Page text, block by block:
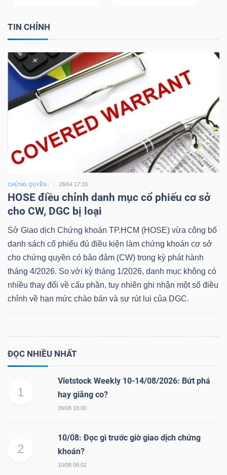
TIN CHÍNH
CHỨNG QUYỀN 28/04 17:33
HOSE điều chỉnh danh mục cổ phiếu cơ sở
cho CW, DGC bị loại
Sở Giao dịch Chứng khoán TP.HCM (HOSE) vừa công bố
danh sách cổ phiếu đủ điều kiện làm chứng khoán cơ sở
cho chứng quyền có bảo đảm (CW) trong kỳ phát hành
tháng 4/2026. So với kỳ tháng 1/2026, danh mục không có
nhiều thay đổi về cấu phần, tuy nhiên ghi nhận một số điều
chỉnh về hạn mức chào bán và sự rút lui của DGC.
ĐỌC NHIỀU NHẤT
1
Vietstock Weekly 10-14/08/2026: Bứt phá
hay giằng co?
09/08 18:00
2
10/08: Đọc gì trước giờ giao dịch chứng
khoán?
10/08 06:02
Công
cụ
đầu
Truyền
thông
tài
chính
Dữ
chính